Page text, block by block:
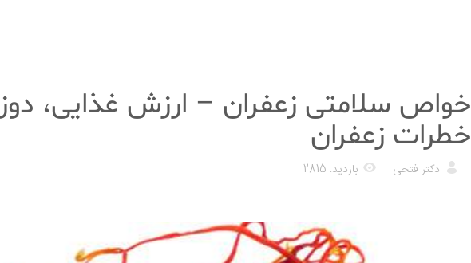
خواص سلامتی زعفران – ارزش غذایی،
خطرات زعفران
دکتر فتحی بازدید: 2815